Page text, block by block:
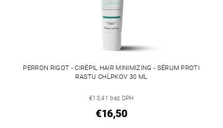
PERRON RIGOT - CIRÉPIL HAIR MINIMIZING - SÉRUM PROTI
RASTU CHĹPKOV 30 ML
€13,41 bez DPH
€16,50